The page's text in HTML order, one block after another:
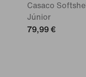
Casaco Softshell
Júnior
79,99 €